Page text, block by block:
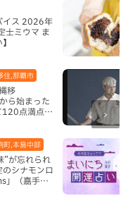
イス 2026年
士ミウマ ま
移
ら始まった
120点満点に
住,那覇市
”が忘れられ
のシナモンロ
」（嘉手納
町,本島中部